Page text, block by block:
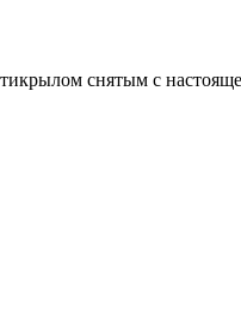
снятым с